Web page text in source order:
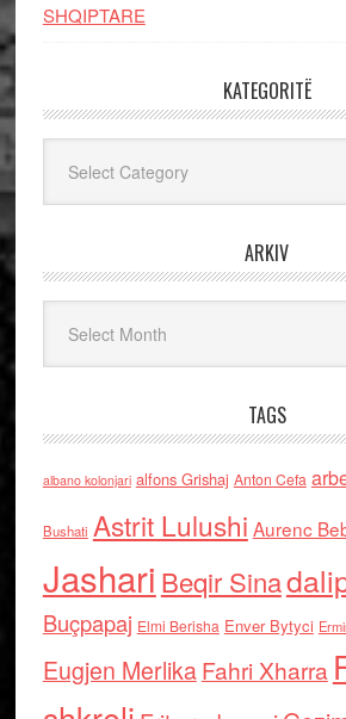
SHQIPTARE
KATEGORITË
ARKIV
TAGS
albano kolonjari alfons Grishaj Anton Cefa
Bushati Astrit Lulushi Aurenc
Jashari Beqir Sina
Buçpapaj Elmi Berisha Enver Bytyci
Eugjen MerlikaFahri Xharra